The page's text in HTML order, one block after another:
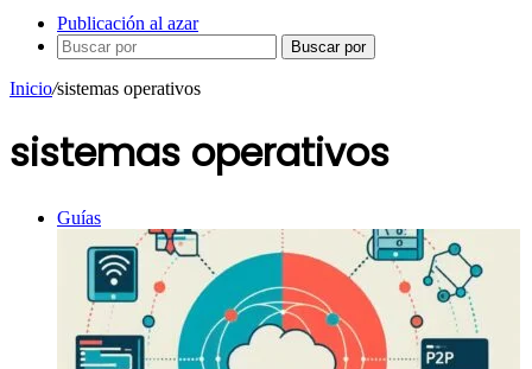
Publicación al azar
Buscar por
Inicio/sistemas operativos
sistemas operativos
Guías